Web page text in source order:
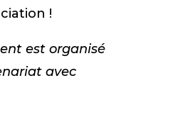
!
est organisé
avec